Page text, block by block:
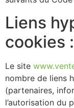
Liens
cookies :
Le site
nombre de liens
(partenaires,
l’autorisation du